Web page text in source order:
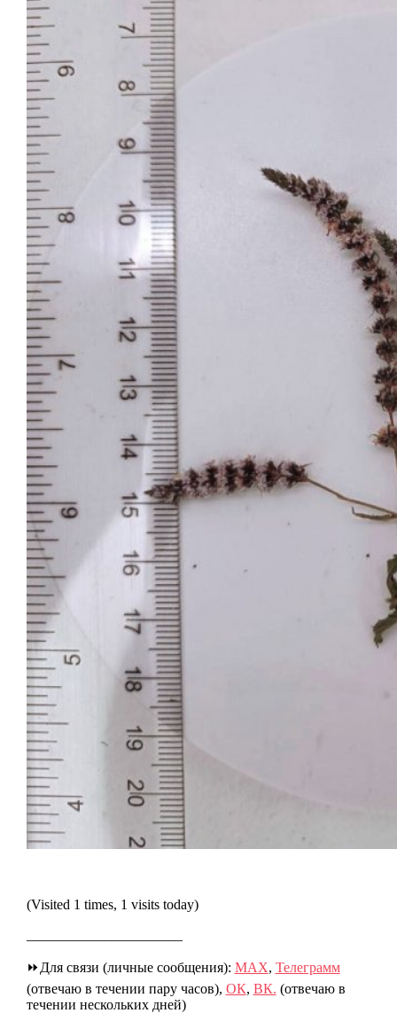
(Visited 1 times, 1 visits today)
⏩Для связи (личные сообщения): МАХ, Телеграмм
(отвечаю в течении пару часов), ОК, ВК. (отвечаю в
течении нескольких дней)